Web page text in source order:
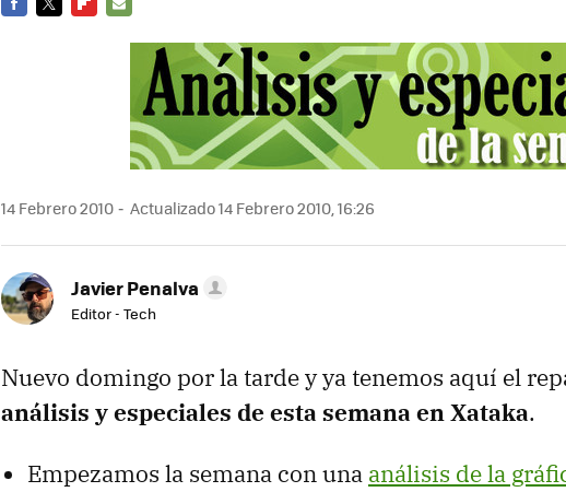
14 Febrero 2010 Actualizado 14 Febrero 2010, 16:26
Javier Penalva
Editor - Tech
Nuevo domingo por la tarde y ya tenemos aquí el
análisis y especiales de esta semana en Xataka.
Empezamos la semana con una análisis de la